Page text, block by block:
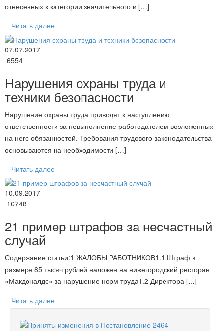
отнесенных к категории значительного и […]
Читать далее
07.07.2017
6554
Нарушения охраны труда и
техники безопасности
Нарушение охраны труда приводят к наступлению
ответственности за невыполнение работодателем возложенных
на него обязанностей. Требования трудового законодательства
основываются на необходимости […]
Читать далее
10.09.2017
16748
21 пример штрафов за несчастный
случай
Содержание статьи:1 ЖАЛОБЫ РАБОТНИКОВ1.1 Штраф в
размере 85 тысяч рублей наложен на нижегородский ресторан
«Макдоналдс» за нарушение норм труда1.2 Директора […]
Читать далее